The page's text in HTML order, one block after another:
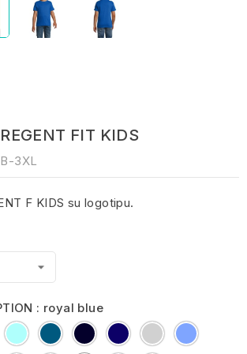
FIT KIDS
3XL
F KIDS su logotipu.
: royal blue
Aqua Charcoal
Melange
Deep
Black
French
Navy
Grey
Melange
Heather
Denim